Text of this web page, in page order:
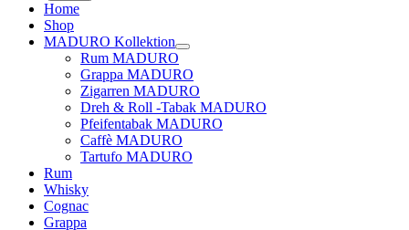
Home
Shop
MADURO Kollektion
Rum MADURO
Grappa MADURO
Zigarren MADURO
Dreh & Roll -Tabak MADURO
Pfeifentabak MADURO
Caffè MADURO
Tartufo MADURO
Rum
Whisky
Cognac
Grappa